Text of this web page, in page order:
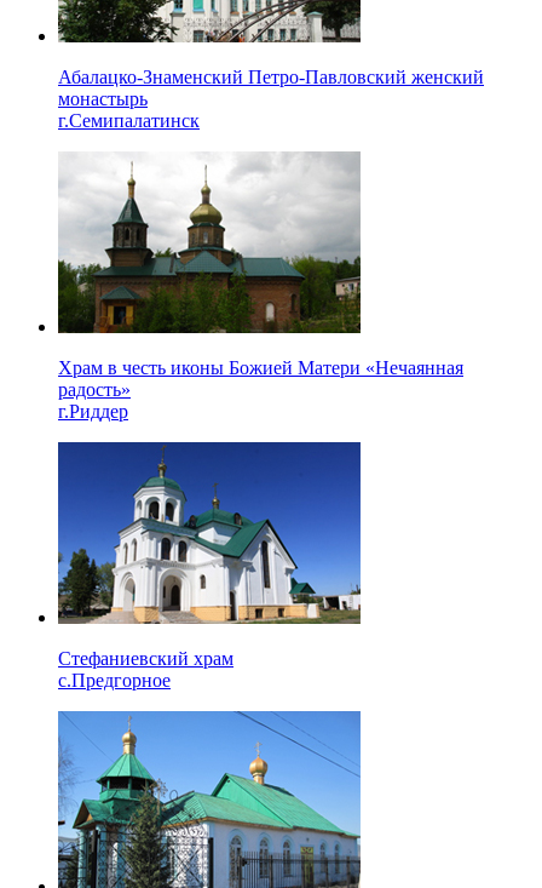
Абалацко-Знаменский Петро-Павловский женский
монастырь
г.Семипалатинск
Храм в честь иконы Божией Матери «Нечаянная
радость»
г.Риддер
Стефаниевский храм
с.Предгорное